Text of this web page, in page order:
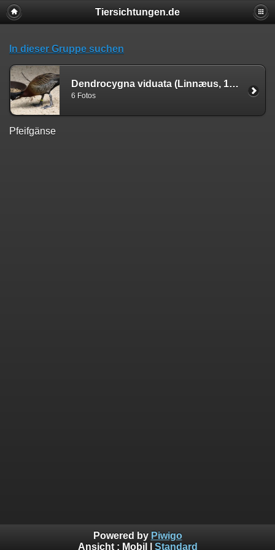
Tiersichtungen.de
In dieser Gruppe suchen
Dendrocygna viduata (Linnæus, 1766)
6 Fotos
Pfeifgänse
Powered by Piwigo
Ansicht : Mobil Standard